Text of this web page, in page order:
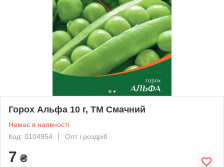
Горох Альфа 10 г, ТМ Смачний
Немає в наявності
Код: 0104954
Опт і роздріб
7 ₴